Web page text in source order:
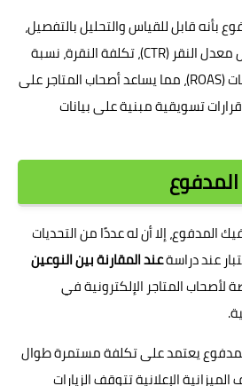
بأنه قابل للقياس والتحليل بالتفصيل،
إذ يمكن تتبع مؤشرات مثل معدل النقر (CTR)، تكلفة النقرة، نسبة
التحويل، والعائد من الإعلانات (ROAS)، مما يساعد أصحاب المتاجر على
تسويقية مبنية على بيانات
المدفوع، إلا أن له عددًا من التحديات
عند دراسةعند المقارنة بين النوعين
لأصحاب المتاجر الإلكترونية في
يعتمد على تكلفة مستمرة طوال
الإعلانية تتوقف الزيارات